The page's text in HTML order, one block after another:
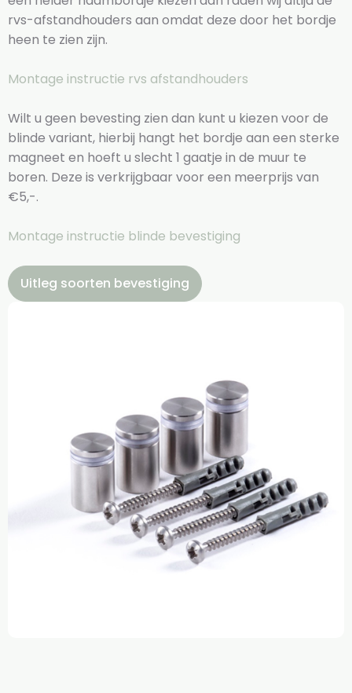
rvs-afstandhouders aan omdat deze door het bordje
heen te zien zijn.
Montage instructie rvs afstandhouders
Wilt u geen bevesting zien dan kunt u kiezen voor de
blinde variant, hierbij hangt het bordje aan een sterke
magneet en hoeft u slecht 1 gaatje in de muur te
boren. Deze is verkrijgbaar voor een meerprijs van
€5,-.
Montage instructie blinde bevestiging
Uitleg soorten bevestiging